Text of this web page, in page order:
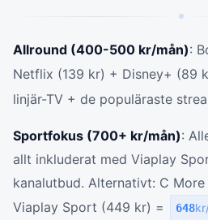
Allround (400-500 kr/mån):
Netflix (139 kr) + Disney+ (89
linjär-TV + de populäraste
Sportfokus (700+ kr/mån):
allt inkluderat med Viaplay
kanalutbud. Alternativt: C
Viaplay Sport (449 kr) =
648